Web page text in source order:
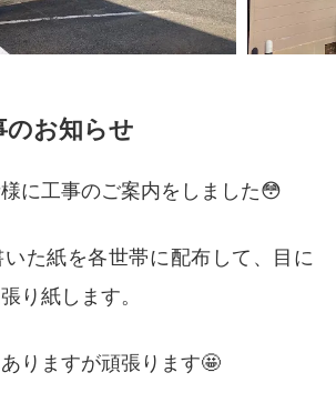
のお知らせ
に工事のご案内をしました😳
た紙を各世帯に配布して、目に
り紙します。
りますが頑張ります🤩